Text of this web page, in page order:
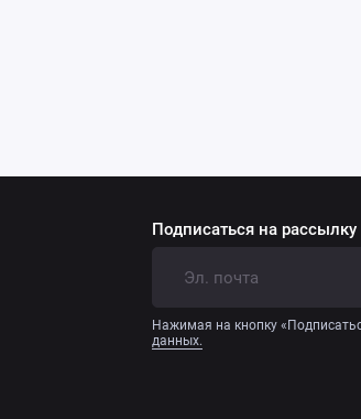
Подписаться на рассылку
Нажимая на кнопку
данных.